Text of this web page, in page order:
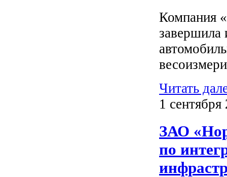
Компания
завершила
Читать
1 сентября
ЗАО
по